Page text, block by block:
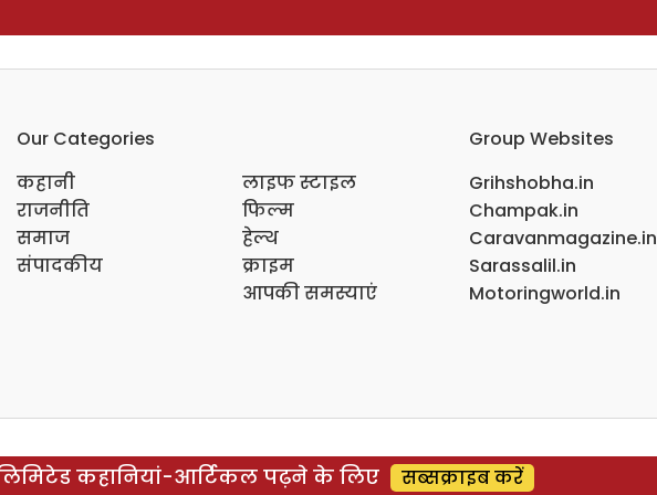
Our Categories
कहानी
राजनीति
समाज
संपादकीय
लाइफ स्टाइल
फिल्म
हेल्थ
क्राइम
आपकी समस्याएं
Group Websites
Grihshobha.in
Champak.in
Caravanmagazine.in
Sarassalil.in
Motoringworld.in
कहानियां-आर्टिकल पढ़ने के लिए सब्सक्राइब करें